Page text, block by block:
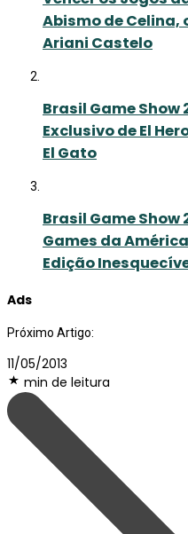
Abismo de Celina,
Ariani Castelo
Brasil Game Show
Exclusivo de El
El Gato
Brasil Game Show
Games da
Edição
Ads
Próximo Artigo:
11/05/2013
min de leitura